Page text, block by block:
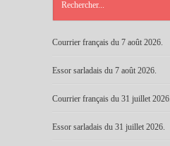
Courrier français du 7 août 2026.
Essor sarladais du 7 août 2026.
Courrier français du 31 juillet 2026.
Essor sarladais du 31 juillet 2026.